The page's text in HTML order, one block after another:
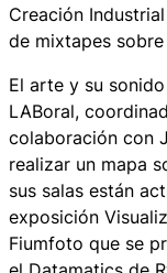
Creación
de mixtapes
El arte y su sonido
LABoral,
colaboración con
realizar un mapa
sus salas están
exposición
Fiumfoto que se